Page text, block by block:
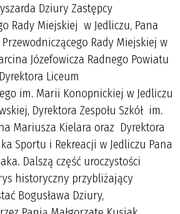
Dziury Zastępcy
Rady Miejskiej w Jedliczu, Pana
Rady Miejskiej w
Józefowicza Radnego Powiatu
Liceum
im. Marii Konopnickiej w Jedliczu
Dyrektora Zespołu Szkół im.
Mariusza Kielara oraz Dyrektora
Sportu i Rekreacji w Jedliczu Pana
Dalszą część uroczystości
historyczny przybliżający
Bogusława Dziury,